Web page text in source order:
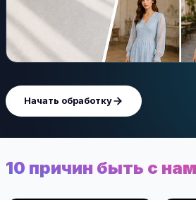
Начать обработку
10 причин быть с